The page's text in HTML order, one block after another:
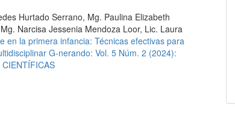
Hurtado Serrano, Mg. Paulina Elizabeth
Narcisa Jessenia Mendoza Loor, Lic. Laura
en la primera infancia: Técnicas efectivas para
G-nerando: Vol. 5 Núm. 2 (2024):
CIENTÍFICAS